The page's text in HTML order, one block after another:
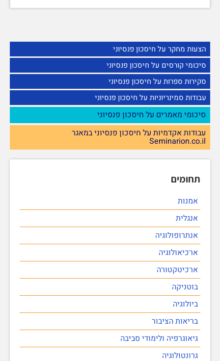
הצעות מחקר על חיסכון פנסיוני
סיכומי קורסים על חיסכון פנסיוני
סקירות ספרות על חיסכון פנסיוני
עבודות סמינריוניות על חיסכון פנסיוני
סיכומי מאמרים על חיסכון פנסיוני
עבודות אקדמיות על חיסכון פנסיוני במאגר
Seminarion.co.il
תחומים
אמנות
אנגלית
אנתרופולוגיה
ארכיאולוגיה
ארכיטקטורה
בוטניקה
ביולוגיה
בריאות הציבור
גיאוגרפיה ולימודי סביבה
גרונטולוגיה